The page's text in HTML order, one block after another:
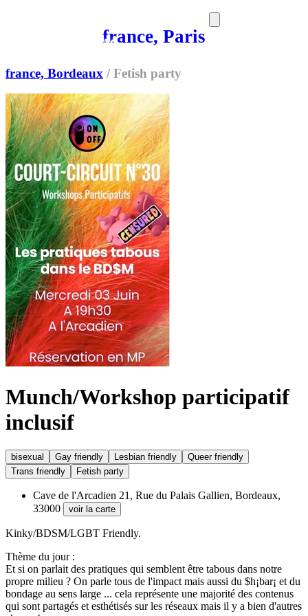
france, Paris
MAG
france, Bordeaux / Fetish party
Munch/Workshop participatif
inclusif
bisexual Gay friendly Lesbian friendly
Queer friendly
Trans friendly
Fetish party
Cave de l'Arcadien 21, Rue du Palais Gallien, Bordeaux,
33000
voir la carte
Kinky/BDSM/LGBT Friendly.
Thème du jour :
Et si on parlait des pratiques qui semblent être tabous dans notre
propre milieu ? On parle tous de l'impact mais aussi du $h¡bar¡ et du
bondage au sens large ... cela représente une majorité des contenus
qui sont partagés et esthétisés sur les réseaux mais il y a bien d'autres